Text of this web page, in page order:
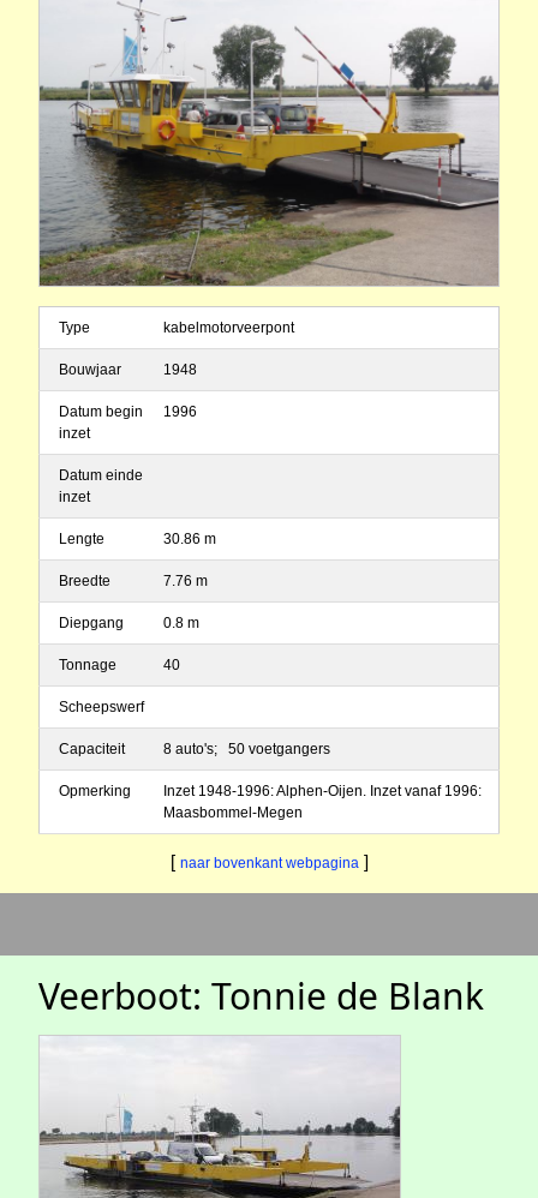
Type kabelmotorveerpont
Bouwjaar 1948
Datum begin
inzet
1996
Datum einde
inzet
Lengte 30.86 m
Breedte 7.76 m
Diepgang 0.8 m
Tonnage 40
Scheepswerf
Capaciteit 8 auto's; 50 voetgangers
Opmerking
Inzet 1948-1996: Alphen-Oijen. Inzet vanaf 1996:
Maasbommel-Megen
[ naar bovenkant webpagina ]
Veerboot: Tonnie de Blank